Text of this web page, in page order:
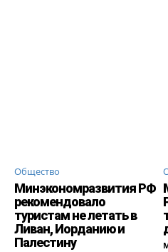
Общество
Минэкономразвития РФ
рекомендовало
туристам не летать в
Ливан, Иорданию и
Палестину